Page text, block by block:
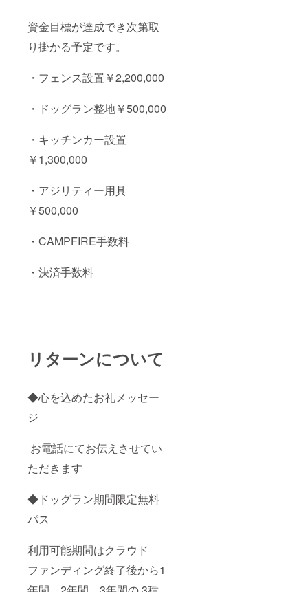
資金目標が達成でき次第取
り掛かる予定です。
・フェンス設置￥2,200,000
・ドッグラン整地￥500,000
・キッチンカー設置
￥1,300,000
・アジリティー用具
￥500,000
・CAMPFIRE手数料
・決済手数料
リターンについて
︎︎︎︎︎︎◆心を込めたお礼メッセー
ジ
お電話にてお伝えさせてい
ただきます
◆ドッグラン期間限定無料
パス
利用可能期間はクラウド
ファンディング終了後から1